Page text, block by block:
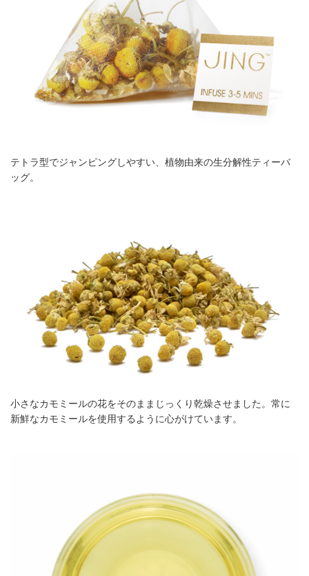
テトラ型でジャンピングしやすい、植物由来の生分解性ティーバ
ッグ。
小さなカモミールの花をそのままじっくり乾燥させました。常に
新鮮なカモミールを使用するように心がけています。